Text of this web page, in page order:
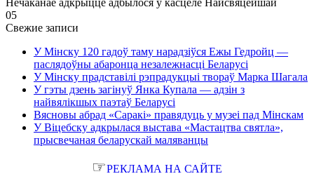
05
Свежие записи
У Мінску 120 гадоў таму нарадзіўся Ежы Гедройц —
паслядоўны абаронца незалежнасці Беларусі
У Мінску прадставілі рэпрадукцыі твораў Марка Шагала
У гэты дзень загінуў Янка Купала — адзін з
найвялікшых паэтаў Беларусі
Вясновы абрад «Саракі» правядуць у музеі пад Мінскам
У Віцебску адкрылася выстава «Мастацтва святла»,
прысвечаная беларускай маляванцы
☞РЕКЛАМА НА САЙТЕ